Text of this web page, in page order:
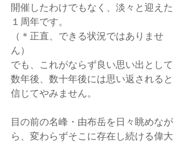
開催したわけでもなく、淡々と迎えた
１周年です。
（＊正直、できる状況ではありませ
ん）
でも、これがならず良い思い出として
数年後、数十年後には思い返されると
信じてやみません。
目の前の名峰・由布岳を日々眺めなが
ら、変わらずそこに存在し続ける偉大